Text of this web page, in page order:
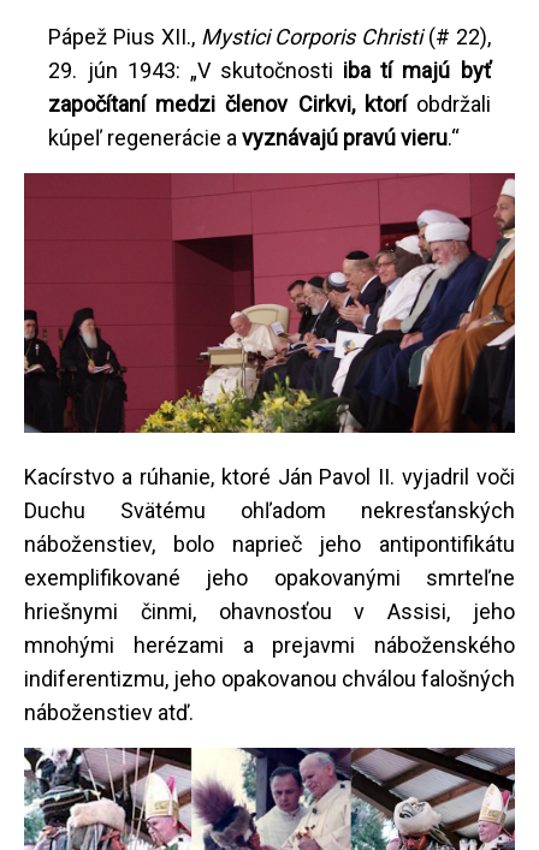
Pápež Pius XII., Mystici Corporis Christi(# 22),
29. jún 1943: „V skutočnosti iba tí majú byť
započítaní medzi členov Cirkvi, ktoríobdržali
kúpeľ regenerácie avyznávajú pravú vieru.“
Kacírstvo a rúhanie, ktoré Ján Pavol II. vyjadril voči
Duchu Svätému ohľadom nekresťanských
náboženstiev, bolo naprieč jeho antipontifikátu
exemplifikované jeho opakovanými smrteľne
hriešnymi činmi, ohavnosťou v Assisi, jeho
mnohými herézami a prejavmi náboženského
indiferentizmu, jeho opakovanou chválou falošných
náboženstiev atď.